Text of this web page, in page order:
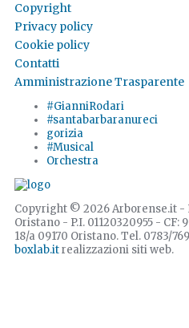
Copyright
Privacy policy
Cookie policy
Contatti
Amministrazione Trasparente
#GianniRodari
#santabarbaranureci
gorizia
#Musical
Orchestra
Copyright © 2026 Arborense.it -
Oristano - P.I. 01120320955 -
18/a 09170 Oristano. Tel. 0783/
boxlab.itrealizzazioni siti web.